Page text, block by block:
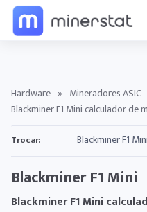
Hardware » Mineradores ASIC
Blackminer F1 Mini calculador de
Trocar:
Blackminer F1 Mini
Blackminer F1 Mini